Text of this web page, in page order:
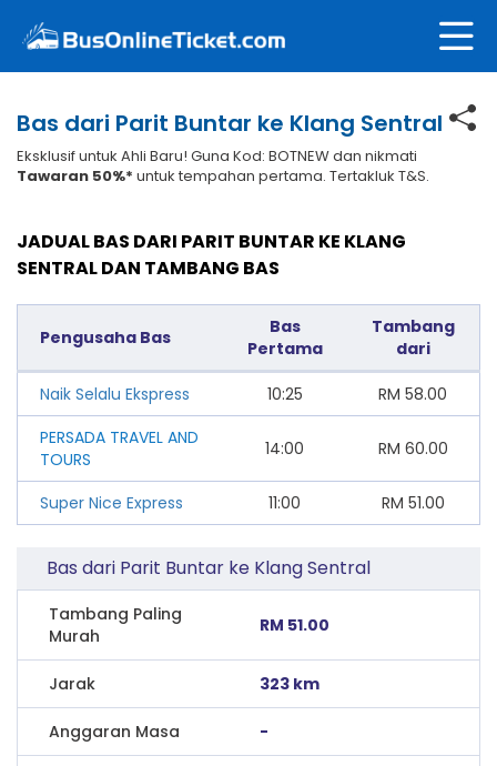
Bas dari Parit Buntar ke Klang Sentral
Eksklusif untuk Ahli Baru! Guna Kod: BOTNEW dan nikmati
Tawaran 50%* untuk tempahan pertama. Tertakluk T&S.
JADUAL BAS DARI PARIT BUNTAR KE KLANG
SENTRAL DAN TAMBANG BAS
Pengusaha Bas
Bas
Pertama
Tambang
dari
Naik Selalu Ekspress 10:25 RM 58.00
PERSADA TRAVEL AND
TOURS
14:00 RM 60.00
Super Nice Express 11:00 RM 51.00
Bas dari Parit Buntar ke Klang Sentral
Tambang Paling
Murah
RM 51.00
Jarak 323 km
Anggaran Masa -